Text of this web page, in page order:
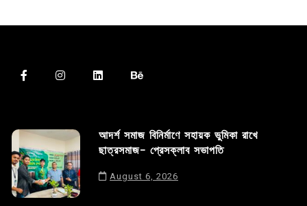
আদর্শ সমাজ বিনির্মাণে সহায়ক ভুমিকা রাখে
ছাত্রসমাজ- প্রেসক্লাব সভাপতি
August 6, 2026